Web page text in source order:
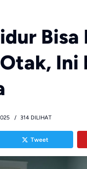
Ini
314 DILIHAT
Tweet